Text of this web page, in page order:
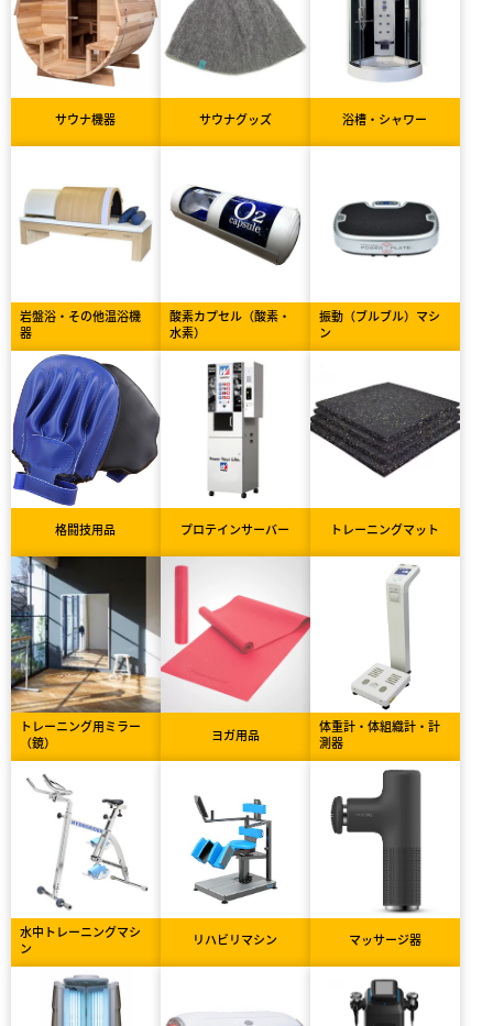
サウナ機器 サウナグッズ 浴槽・シャワー
岩盤浴・その他温浴機
器
酸素カプセル（酸素・
水素）
振動（ブルブル）マシ
ン
格闘技用品 プロテインサーバー トレーニングマット
トレーニング用ミラー
（鏡）
ヨガ用品
体重計・体組織計・計
測器
水中トレーニングマシ
ン
リハビリマシン マッサージ器